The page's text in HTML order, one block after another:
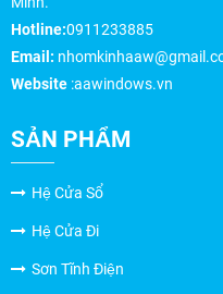
Hotline:0911233885
Email:
Website :aawindows.vn
SẢN PHẨM
Hệ Cửa Sổ
Hệ Cửa Đi
Sơn Tĩnh Điện